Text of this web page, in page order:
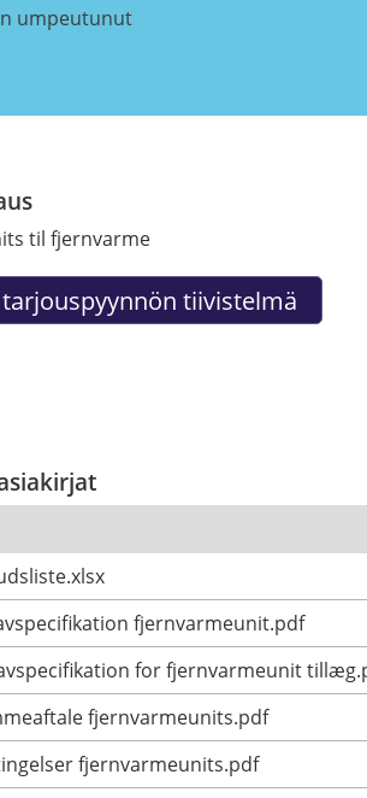
umpeutunut
til fjernvarme
fjernvarmeunit.pdf
for fjernvarmeunit
fjernvarmeunits.pdf
fjernvarmeunits.pdf